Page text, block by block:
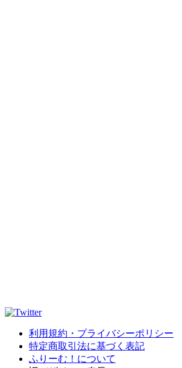
利用規約・プライバシーポリシー
特定商取引法に基づく表記
ふりーむ！について